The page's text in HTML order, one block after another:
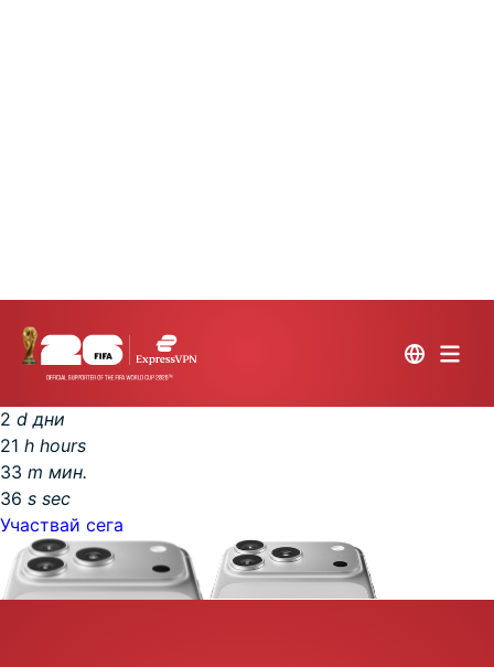
участие. Следващ жребий след:
Спечели един от 30 чисто нови iPhone 17 Pro!
2 d дни
21 h hours
33 m мин.
35 s sec
Участвай сега